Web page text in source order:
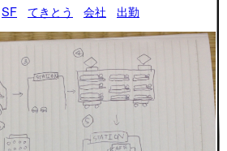
SF てきとう 会社 出勤